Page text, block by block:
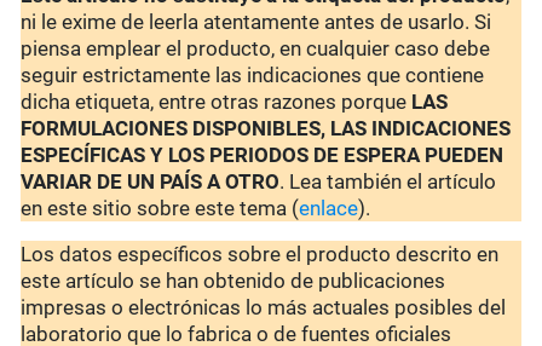
ni le exime de leerla atentamente antes de usarlo. Si
piensa emplear el producto, en cualquier caso debe
seguir estrictamente las indicaciones que contiene
dicha etiqueta, entre otras razones porque LAS
FORMULACIONES DISPONIBLES, LAS INDICACIONES
ESPECÍFICAS Y LOS PERIODOS DE ESPERA PUEDEN
VARIAR DE UN PAÍS A OTRO. Lea también el artículo
en este sitio sobre este tema (enlace).
Los datos específicos sobre el producto descrito en
este artículo se han obtenido de publicaciones
impresas o electrónicas lo más actuales posibles del
laboratorio que lo fabrica o de fuentes oficiales